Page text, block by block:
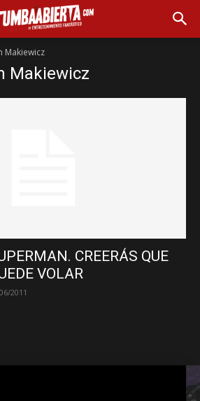
Makiewicz
Makiewicz
CREERÁS QUE
VOLAR
2011